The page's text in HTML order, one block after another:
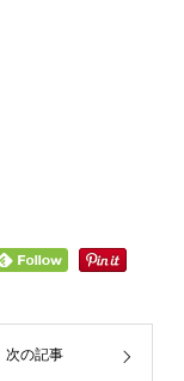
次の記事